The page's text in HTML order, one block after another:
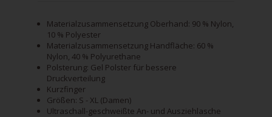
Materialzusammensetzung Oberhand: 90 % Nylon,
10 % Polyester
Materialzusammensetzung Handfläche: 60 %
Nylon, 40 % Polyurethane
Polsterung: Gel Polster für bessere
Druckverteilung
Kurzfinger
Größen: S - XL (Damen)
Ultraschall-geschweißte An- und Ausziehlasche